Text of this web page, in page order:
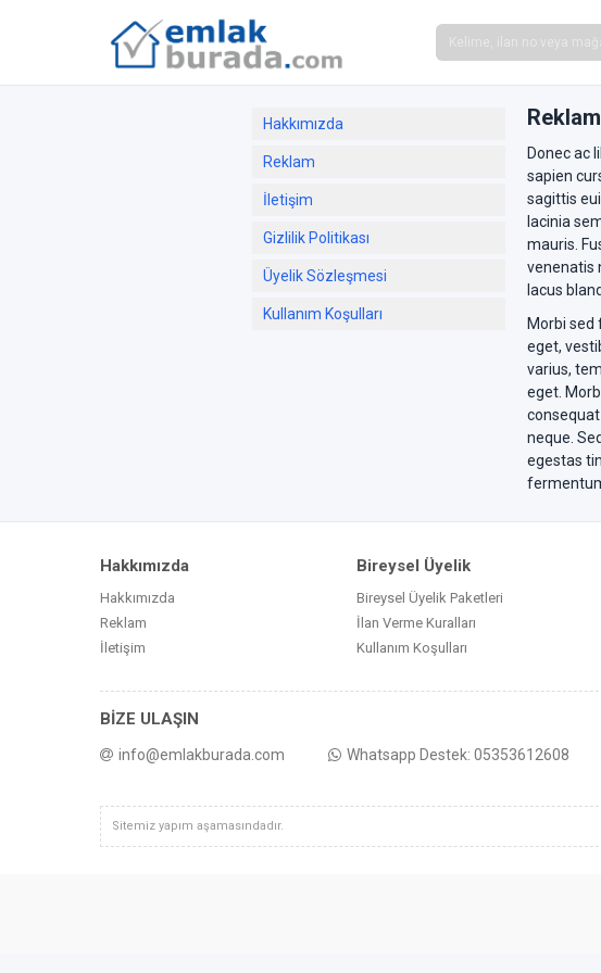
Hakkımızda
Reklam
İletişim
Gizlilik Politikası
Üyelik Sözleşmesi
Kullanım Koşulları
Reklam
Donec ac
sapien
sagittis
lacinia
mauris.
venenatis
lacus
Morbi sed
eget,
varius,
eget.
neque.
egestas
Hakkımızda
Hakkımızda
Reklam
İletişim
Bireysel Üyelik
Bireysel Üyelik Paketleri
İlan Verme Kuralları
Kullanım Koşulları
BİZE ULAŞIN
info@emlakburada.com Whatsapp Destek: 05353612608
Sitemiz yapım aşamasındadır.